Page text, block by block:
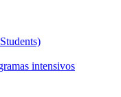
intensivos